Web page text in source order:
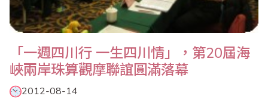
「一週四川行 一生四川情」，第20屆海
峽兩岸珠算觀摩聯誼圓滿落幕
2012-08-14